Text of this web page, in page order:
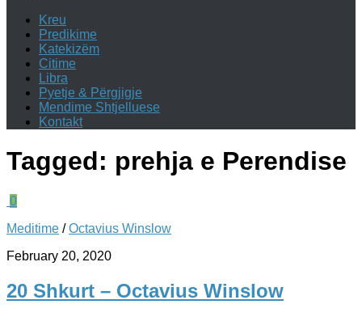
Kreu
Predikime
Katekizëm
Citime
Libra
Pyetje & Përgjigje
Mendime Shtjelluese
Kontakt
Tagged: prehja e Perendise
0
Meditime /Octavius Winslow
February 20, 2020
20 Shkurt – Octavius Winslow